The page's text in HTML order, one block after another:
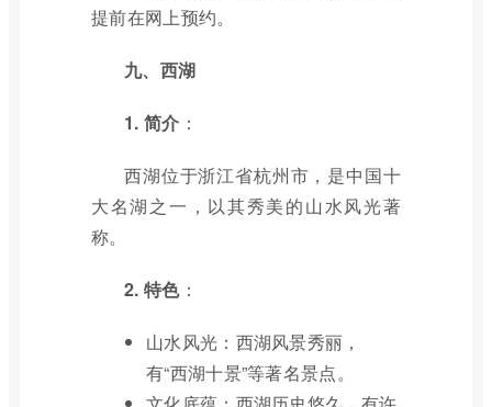
提前在网上预约。
九、西湖
1. 简介 ：
西湖位于浙江省杭州市，是中国十
大名湖之一，以其秀美的山水风光著
称。
2. 特色：
山水风光：西湖风景秀丽，
有“西湖十景”等著名景点。